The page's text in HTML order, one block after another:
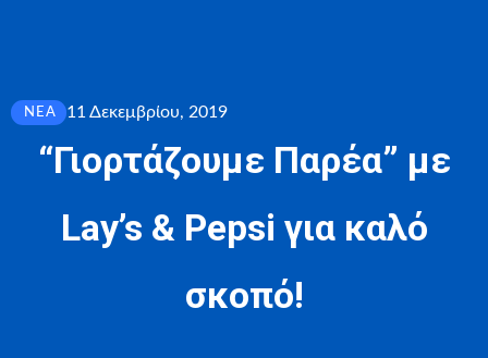
ΝΈΑ 11 Δεκεμβρίου, 2019
“Γιορτάζουμε Παρέα” με
Lay’s & Pepsi για καλό
σκοπό!